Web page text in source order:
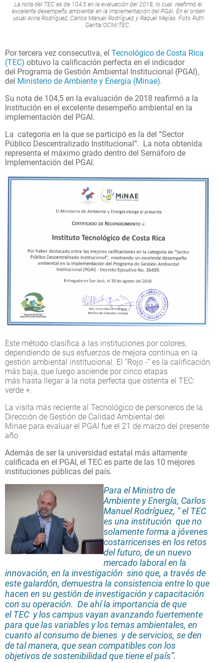
La nota del TEC es de 104,5 en la evaluación del 2018, lo cual reafirmó el
excelente desempeño ambiental en la implementación del PGAI. En el orden
usual Alina Rodríguez, Carlos Manuel Rodríguez y Raquel Mejías. Foto Ruth
Garita/OCM/TEC.
Por tercera vez consecutiva, el Tecnológico de Costa Rica
(TEC) obtuvo la calificación perfecta en el indicador
del Programa de Gestión Ambiental Institucional (PGAI),
del Ministerio de Ambiente y Energía (Minae).
Su nota de 104,5 en la evaluación de 2018 reafirmó a la
Institución en el excelente desempeño ambiental en la
implementación del PGAI.
La categoría en la que se participó es la del “Sector
Público Descentralizado Institucional”. La nota obtenida
representa el máximo grado dentro del Semáforo de
Implementación del PGAI.
Este método clasifica a las instituciones por colores,
dependiendo de sus esfuerzos de mejora continua en la
gestión ambiental institucional. El “Rojo -” es la calificación
más baja, que luego asciende por cinco etapas
más hasta llegar a la nota perfecta que ostenta el TEC:
verde +.
La visita más reciente al Tecnológico de personeros de la
Dirección de Gestión de Calidad Ambiental del
Minae para evaluar el PGAI fue el 21 de marzo del presente
año.
Además de ser la universidad estatal más altamente
calificada en el PGAI, el TEC es parte de las 10 mejores
instituciones públicas del país.
Para el Ministro de
Ambiente y Energía, Carlos
Manuel Rodríguez, “ el TEC
es una institución que no
solamente forma a jóvenes
costarricenses en los retos
del futuro, de un nuevo
mercado laboral en la
innovación, en la investigación sino que, a través de
este galardón, demuestra la consistencia entre lo que
hacen en su gestión de investigación y capacitación
con su operación. De ahí la importancia de que
el TEC y los campus vayan avanzando fuertemente
para que las variables y los temas ambientales, en
cuanto al consumo de bienes y de servicios, se den
de tal manera, que sean compatibles con los
objetivos de sostenibilidad que tiene el país”.